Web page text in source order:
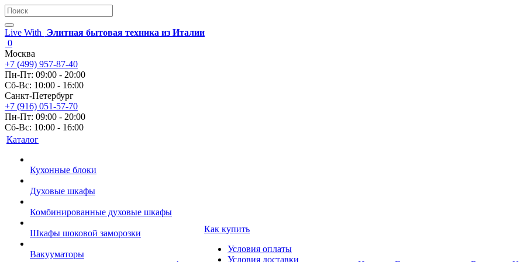
Live With
Элитная бытовая техника из Италии
0
Москва
+7 (499) 957-87-40
Пн-Пт: 09:00 - 20:00
Сб-Вс: 10:00 - 16:00
Санкт-Петербург
+7 (916) 051-57-70
Пн-Пт: 09:00 - 20:00
Сб-Вс: 10:00 - 16:00
Каталог
Кухонные блоки
Духовые шкафы
Комбинированные духовые шкафы
Шкафы шоковой заморозки
Вакууматоры
Как купить
Условия оплаты
Условия доставки